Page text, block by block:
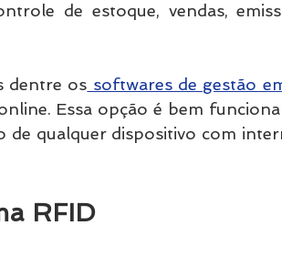
de estoque, vendas,
dentre os softwares de gestão
Essa opção é bem
de qualquer dispositivo com
RFID